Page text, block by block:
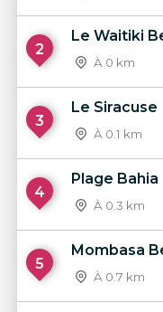
2
Le Waitiki
À 0 km
3
Le Siracuse
À 0.1 km
4
Plage Bahia
À 0.3 km
5
Mombasa
À 0.7 km